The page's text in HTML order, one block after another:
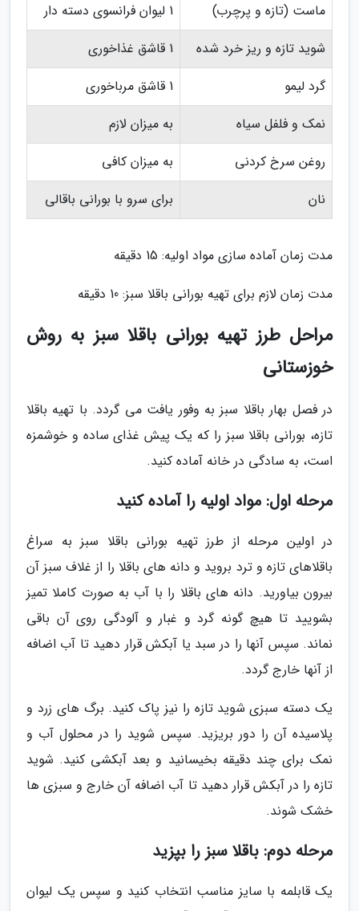
ماست (تازه و پرچرب)
1 لیوان فرانسوی دسته دار
شوید تازه و ریز خرد شده
1 قاشق غذاخوری
گرد لیمو
1 قاشق مرباخوری
نمک و فلفل سیاه
به میزان لازم
روغن سرخ کردنی
به میزان کافی
نان
برای سرو با بورانی باقالی
مدت زمان آماده سازی مواد اولیه: 15 دقیقه
مدت زمان لازم برای تهیه بورانی باقلا سبز: 10 دقیقه
مراحل طرز تهیه بورانی باقلا سبز به روش
خوزستانی
در فصل بهار باقلا سبز به وفور یافت می گردد. با تهیه باقلا
تازه، بورانی باقلا سبز را که یک پیش غذای ساده و خوشمزه
است، به سادگی در خانه آماده کنید.
مرحله اول: مواد اولیه را آماده کنید
در اولین مرحله از طرز تهیه بورانی باقلا سبز به سراغ
باقلاهای تازه و ترد بروید و دانه های باقلا را از غلاف سبز آن
بیرون بیاورید. دانه های باقلا را با آب به صورت کاملا تمیز
بشویید تا هیچ گونه گرد و غبار و آلودگی روی آن باقی
نماند. سپس آنها را در سبد یا آبکش قرار دهید تا آب اضافه
از آنها خارج گردد.
یک دسته سبزی شوید تازه را نیز پاک کنید. برگ های زرد و
پلاسیده آن را دور بریزید. سپس شوید را در محلول آب و
نمک برای چند دقیقه بخیسانید و بعد آبکشی کنید. شوید
تازه را در آبکش قرار دهید تا آب اضافه آن خارج و سبزی ها
خشک شوند.
مرحله دوم: باقلا سبز را بپزید
یک قابلمه با سایز مناسب انتخاب کنید و سپس یک لیوان